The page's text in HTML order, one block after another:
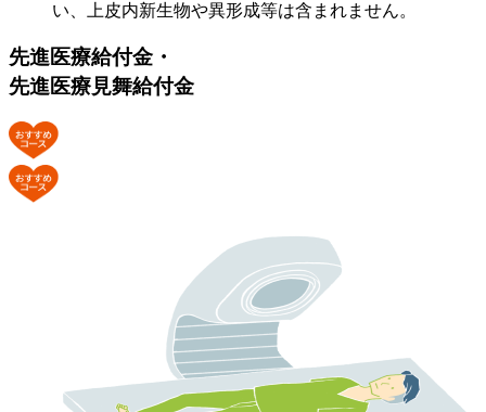
い、上皮内新生物や異形成等は含まれません。
先進医療給付金・
先進医療見舞給付金